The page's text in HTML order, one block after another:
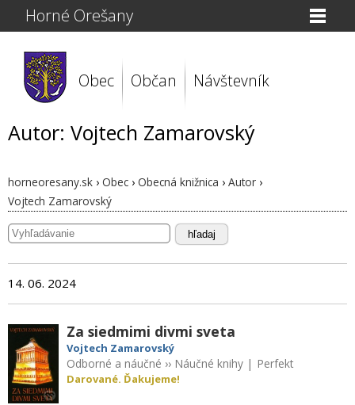
Horné Orešany
Obec Občan Návštevník
Autor: Vojtech Zamarovský
horneoresany.sk › Obec › Obecná knižnica › Autor ›
Vojtech Zamarovský
hľadaj
14. 06. 2024
Za siedmimi divmi sveta
Vojtech Zamarovský
Odborné a náučné ›› Náučné knihy | Perfekt
Darované. Ďakujeme!